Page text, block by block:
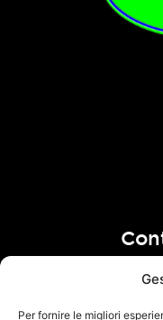
Per fornire le migliori